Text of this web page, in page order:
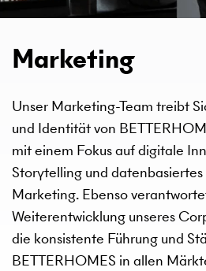
Marketing
Unser Marketing-Team treibt
und Identität von
mit einem Fokus auf digitale
Storytelling und
Marketing. Ebenso
Weiterentwicklung unseres
die konsistente Führung und
BETTERHOMES in allen